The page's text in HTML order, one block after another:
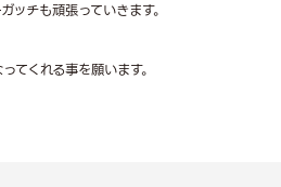
ッチも頑張っていきます。
てくれる事を願います。